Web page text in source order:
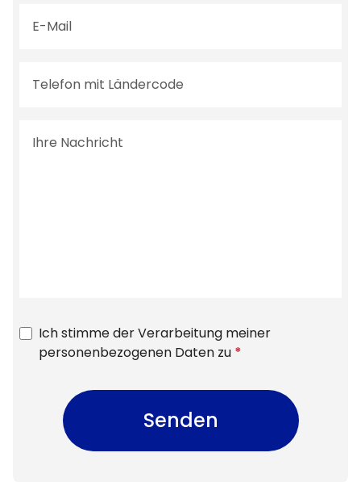
Ich stimme der Verarbeitung meiner
personenbezogenen Daten zu *
Senden